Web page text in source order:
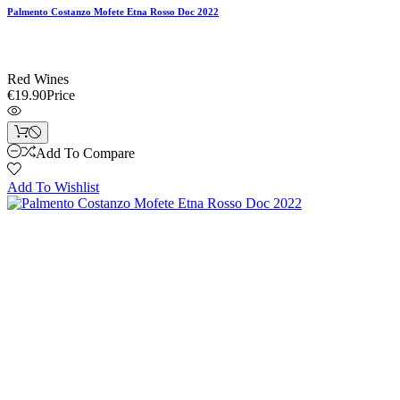
Palmento Costanzo Mofete Etna Rosso Doc 2022
Red Wines
€19.90Price
Add To Compare
Add To Wishlist